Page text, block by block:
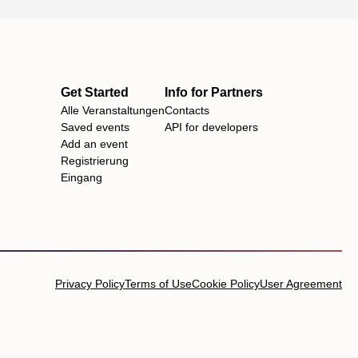
Get Started
Alle Veranstaltungen
Saved events
Add an event
Registrierung
Eingang
Info for Partners
Contacts
API for developers
Privacy PolicyTerms of UseCookie PolicyUser Agreement